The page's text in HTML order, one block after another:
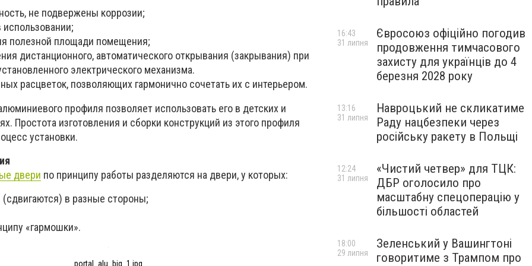
не подвержены коррозии;
полезной площади помещения;
дистанционного, автоматического открывания (закрывания) при
электрического механизма.
расцветок, позволяющих гармонично сочетать их с интерьером.
профиля позволяет использовать его в детских и
Простота изготовления и сборки конструкций из этого профиля
установки.
двери по принципу работы разделяются на двери, у которых:
в разные стороны;
«гармошки».
portal_alu_big_1.jpg
Євросоюз офіційно погодив
продовження тимчасового
захисту для українців до 4
березня 2028 року
16:43
31 липня
Навроцький не скликатиме
Раду нацбезпеки через
російську ракету в Польщі
13:16
31 липня
«Чистий четвер» для ТЦК:
ДБР оголосило про
масштабну спецоперацію у
більшості областей
12:24
31 липня
Зеленський у Вашингтоні
говоритиме з Трампом про
18:00
29 липня